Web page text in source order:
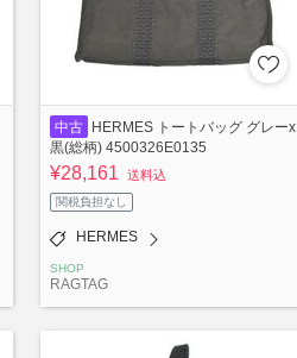
中古
HERMES トートバッグ グレーx
黒(総柄) 4500326E0135
¥28,161 送料込
関税負担なし
HERMES
SHOP
RAGTAG